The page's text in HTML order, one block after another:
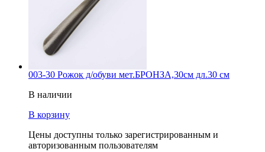
003-30 Рожок д/обуви мет.БРОНЗА,30см дл.30 см
В наличии
В корзину
Цены доступны только зарегистрированным и
авторизованным пользователям